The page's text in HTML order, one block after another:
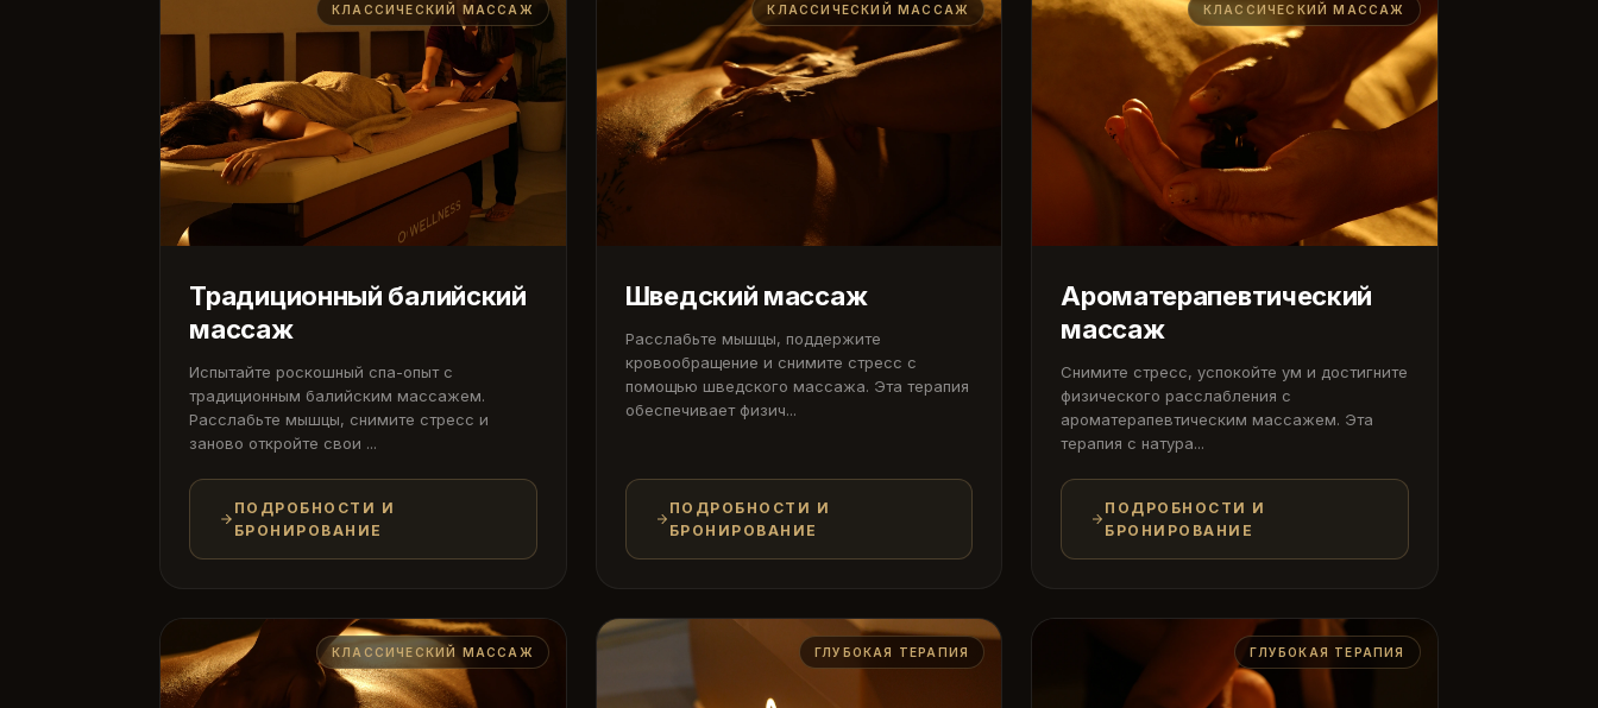
КЛАССИЧЕСКИЙ МАССАЖ
Традиционный балийский
массаж
Испытайте роскошный спа-опыт с
традиционным балийским массажем.
Расслабьте мышцы, снимите стресс и
заново откройте свои ...
ПОДРОБНОСТИ И
БРОНИРОВАНИЕ
КЛАССИЧЕСКИЙ МАССАЖ
Шведский массаж
Расслабьте мышцы, поддержите
кровообращение и снимите стресс с
помощью шведского массажа. Эта терапия
обеспечивает физич...
ПОДРОБНОСТИ И
БРОНИРОВАНИЕ
КЛАССИЧЕСКИЙ МАССАЖ
Ароматерапевтический
массаж
Снимите стресс, успокойте ум и достигните
физического расслабления с
ароматерапевтическим массажем. Эта
терапия с натура...
ПОДРОБНОСТИ И
БРОНИРОВАНИЕ
КЛАССИЧЕСКИЙ МАССАЖ ГЛУБОКАЯ ТЕРАПИЯ ГЛУБОКАЯ ТЕРАПИЯ